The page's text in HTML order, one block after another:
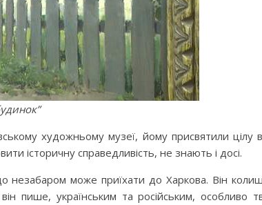
художньому музеї, йому присвятили цілу
історичну справедливість, не знають і досі.
може приїхати до Харкова. Він
пише, українським та російським, особливо